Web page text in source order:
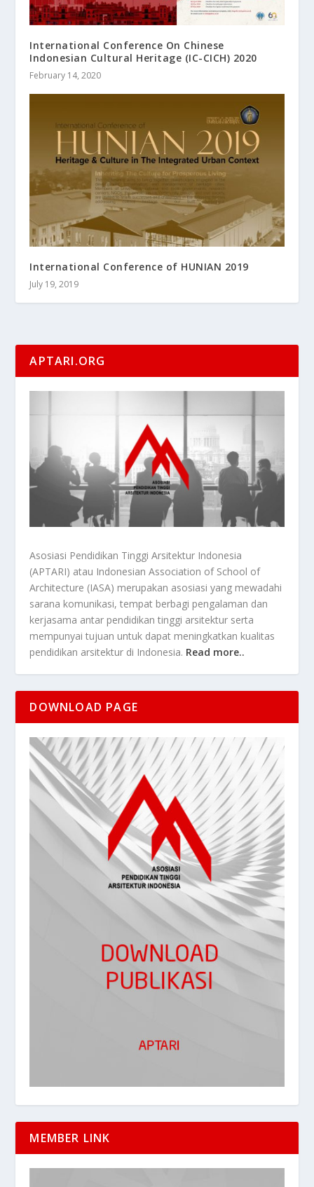
International Conference On Chinese
Indonesian Cultural Heritage (IC-CICH) 2020
February 14, 2020
International Conference of HUNIAN 2019
July 19, 2019
APTARI.ORG
Asosiasi Pendidikan Tinggi Arsitektur Indonesia
(APTARI) atau Indonesian Association of School of
Architecture (IASA) merupakan asosiasi yang mewadahi
sarana komunikasi, tempat berbagi pengalaman dan
kerjasama antar pendidikan tinggi arsitektur serta
mempunyai tujuan untuk dapat meningkatkan kualitas
pendidikan arsitektur di Indonesia. Read more..
DOWNLOAD PAGE
MEMBER LINK